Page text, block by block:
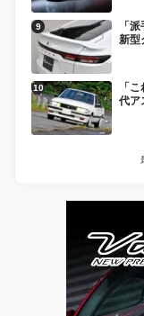
「
新型
「
代ア